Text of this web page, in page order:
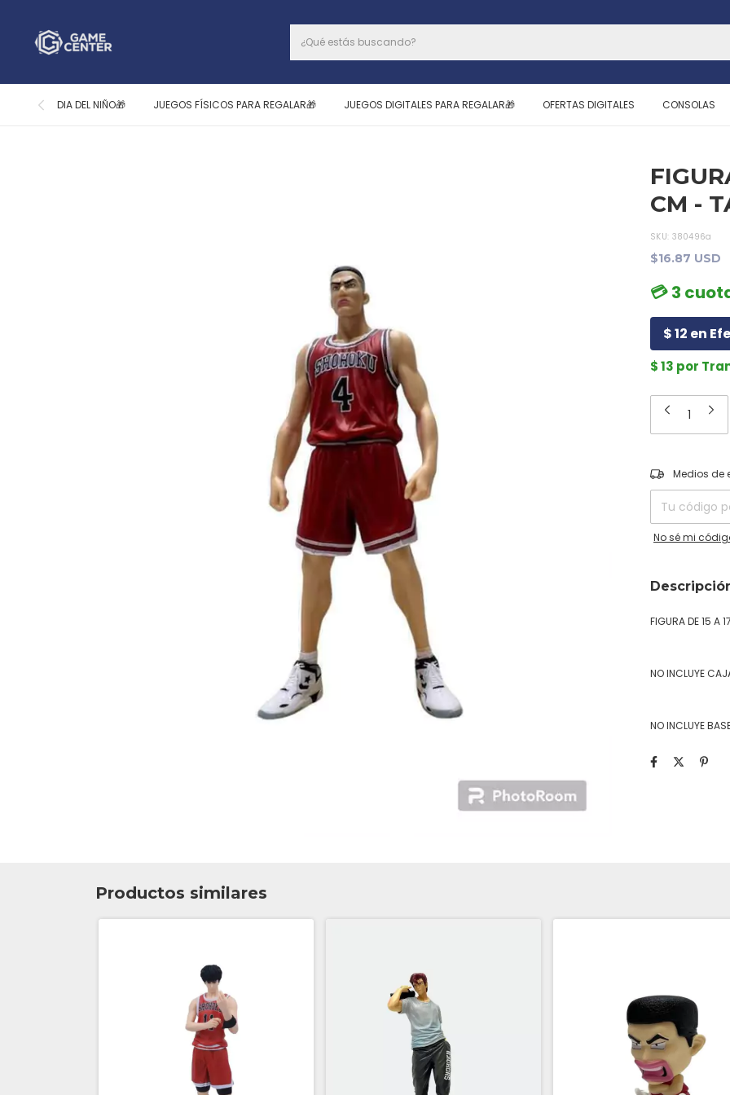
DIA DEL NIÑO🎁 JUEGOS FÍSICOS PARA REGALAR🎁 JUEGOS DIGITALES PARA REGALAR🎁 OFERTAS DIGITALES CONSOLAS
CM -
SKU: 380496a
$16.87 USD
💳 3
$ 12 en
$ 13 por
Entregas para
Medios de
No sé mi
FIGURA DE 15 A
NO INCLUYE
NO INCLUYE
Productos similares